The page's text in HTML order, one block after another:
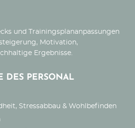
und Trainingsplananpassungen
Motivation,
Ergebnisse.
DES PERSONAL
Stressabbau & Wohlbefinden